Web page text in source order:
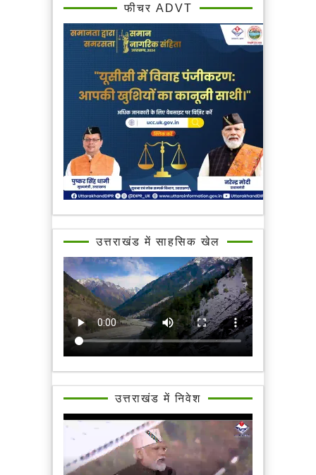
फीचर ADVT
उत्तराखंड में साहसिक खेल
उत्तराखंड में निवेश